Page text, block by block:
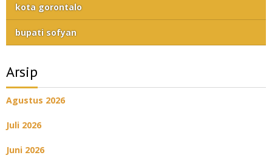
kota gorontalo
bupati sofyan
Arsip
Agustus 2026
Juli 2026
Juni 2026